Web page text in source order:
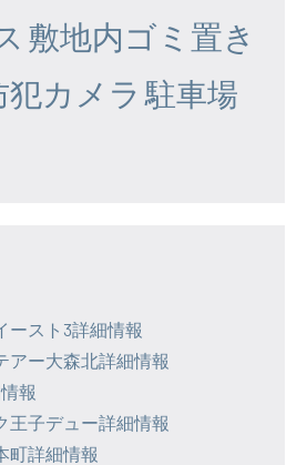
敷地内ゴミ置き
犯カメラ 駐車場
ースト3詳細情報
アー大森北詳細情報
報
王子デュー詳細情報
町詳細情報